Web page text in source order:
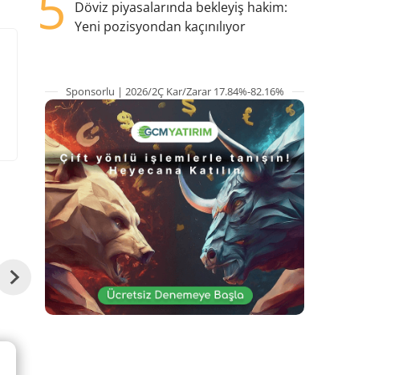
Döviz piyasalarında bekleyiş hakim:
Yeni pozisyondan kaçınılıyor
Sponsorlu | 2026/2Ç Kar/Zarar 17.84%-82.16%